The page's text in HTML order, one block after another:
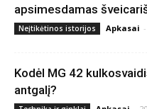
apsimesdamas
Neįtikėtinos istorijos Apkasai -
Kodėl MG 42
antgalį?